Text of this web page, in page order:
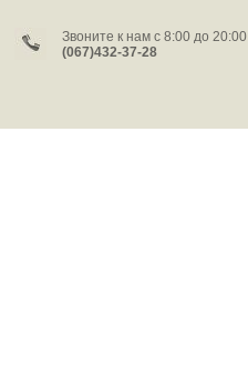
Звоните к нам c 8:00 до 20:00
(067)432-37-28